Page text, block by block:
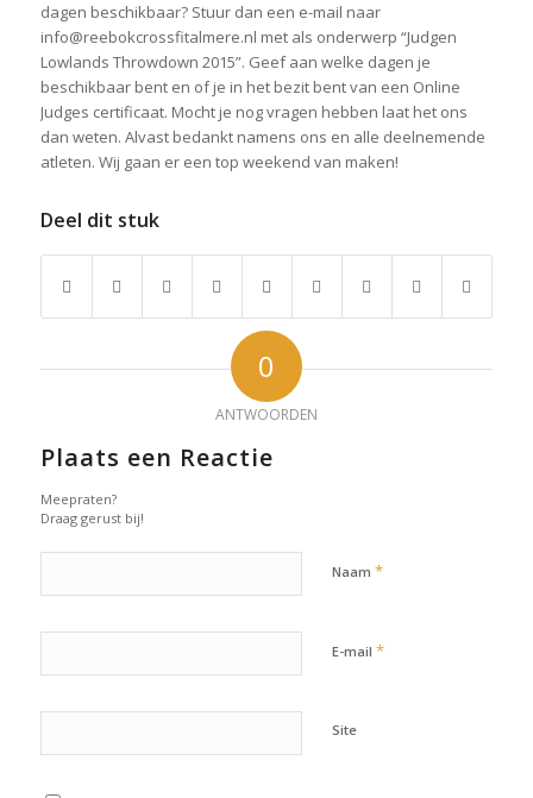
dagen beschikbaar? Stuur dan een e-mail naar
info@reebokcrossfitalmere.nl met als onderwerp “Judgen
Lowlands Throwdown 2015”. Geef aan welke dagen je
beschikbaar bent en of je in het bezit bent van een Online
Judges certificaat. Mocht je nog vragen hebben laat het ons
dan weten. Alvast bedankt namens ons en alle deelnemende
atleten. Wij gaan er een top weekend van maken!
Deel dit stuk
0
ANTWOORDEN
Plaats een Reactie
Meepraten?
Draag gerust bij!
Naam *
E-mail *
Site